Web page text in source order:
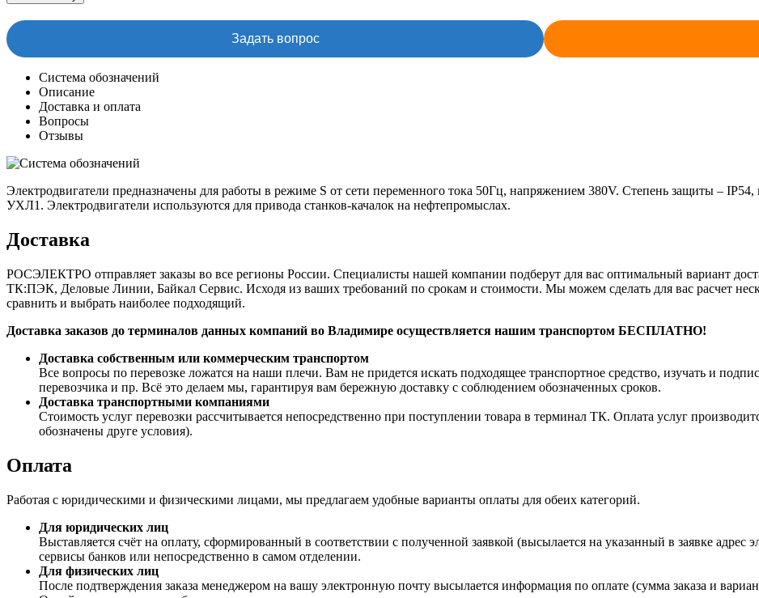
Задать вопрос
Система обозначений
Описание
Доставка и оплата
Вопросы
Отзывы
Электродвигатели предназначены для работы в режиме S от сети переменного тока 50Гц, напряжением 380V. Степень защиты –
УХЛ1. Электродвигатели используются для привода станков-качалок на нефтепромыслах.
Доставка
РОСЭЛЕКТРО отправляет заказы во все регионы России. Специалисты нашей компании подберут для вас оптимальный вариант
ТК:ПЭК, Деловые Линии, Байкал Сервис. Исходя из ваших требований по срокам и стоимости. Мы можем сделать для вас расчет
сравнить и выбрать наиболее подходящий.
Доставка заказов до терминалов данных компаний во Владимире осуществляется нашим транспортом БЕСПЛАТНО!
Доставка собственным или коммерческим транспортом
Все вопросы по перевозке ложатся на наши плечи. Вам не придется искать подходящее транспортное средство, изучать и
перевозчика и пр. Всё это делаем мы, гарантируя вам бережную доставку с соблюдением обозначенных сроков.
Доставка транспортными компаниями
Стоимость услуг перевозки рассчитывается непосредственно при поступлении товара в терминал ТК. Оплата услуг
обозначены друге условия).
Оплата
Работая с юридическими и физическими лицами, мы предлагаем удобные варианты оплаты для обеих категорий.
Для юридических лиц
Выставляется счёт на оплату, сформированный в соответствии с полученной заявкой (высылается на указанный в заявке
сервисы банков или непосредственно в самом отделении.
Для физических лиц
После подтверждения заказа менеджером на вашу электронную почту высылается информация по оплате (сумма заказа и